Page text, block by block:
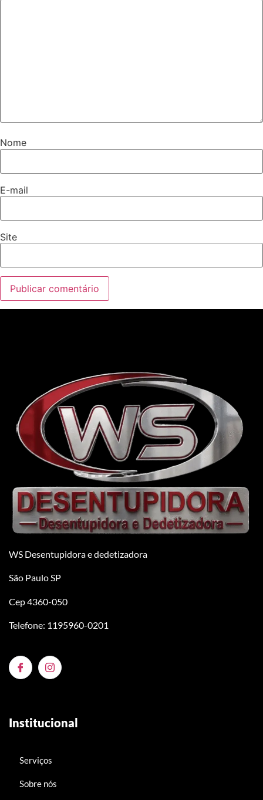
Nome
E-mail
Site
WS Desentupidora e dedetizadora
São Paulo SP
Cep 4360-050
Telefone: 1195960-0201
Institucional
Serviços
Sobre nós